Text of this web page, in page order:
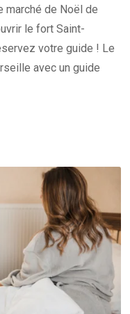
marché de Noël de
le fort Saint-
votre guide ! Le
avec un guide